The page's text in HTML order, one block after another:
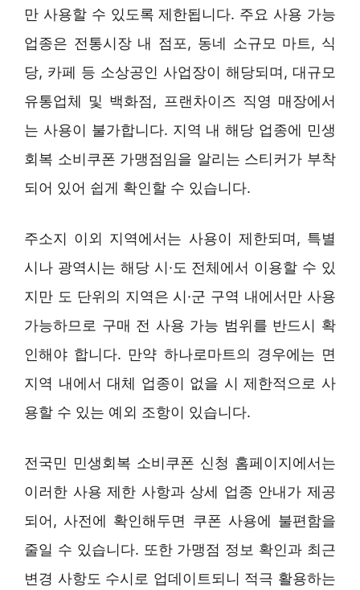
만 사용할 수 있도록 제한됩니다. 주요 사용 가능
업종은 전통시장 내 점포, 동네 소규모 마트, 식
당, 카페 등 소상공인 사업장이 해당되며, 대규모
유통업체 및 백화점, 프랜차이즈 직영 매장에서
는 사용이 불가합니다. 지역 내 해당 업종에 민생
회복 소비쿠폰 가맹점임을 알리는 스티커가 부착
되어 있어 쉽게 확인할 수 있습니다.
주소지 이외 지역에서는 사용이 제한되며, 특별
시나 광역시는 해당 시·도 전체에서 이용할 수 있
지만 도 단위의 지역은 시·군 구역 내에서만 사용
가능하므로 구매 전 사용 가능 범위를 반드시 확
인해야 합니다. 만약 하나로마트의 경우에는 면
지역 내에서 대체 업종이 없을 시 제한적으로 사
용할 수 있는 예외 조항이 있습니다.
전국민 민생회복 소비쿠폰 신청 홈페이지에서는
이러한 사용 제한 사항과 상세 업종 안내가 제공
되어, 사전에 확인해두면 쿠폰 사용에 불편함을
줄일 수 있습니다. 또한 가맹점 정보 확인과 최근
변경 사항도 수시로 업데이트되니 적극 활용하는